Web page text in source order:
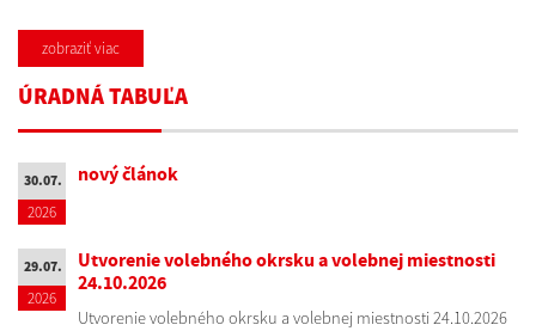
zobraziť viac
ÚRADNÁ TABUĽA
30.07.
2026
nový článok
29.07.
2026
Utvorenie volebného okrsku a volebnej miestnosti
24.10.2026
Utvorenie volebného okrsku a volebnej miestnosti 24.10.2026